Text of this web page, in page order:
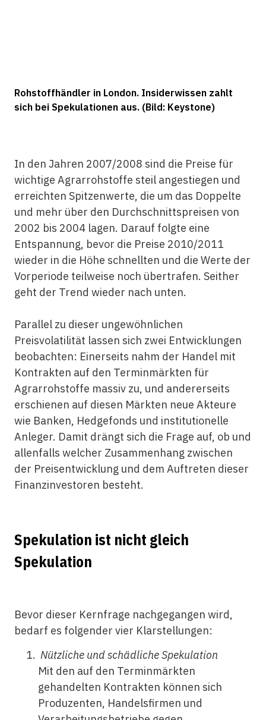
Rohstoffhändler in London. Insiderwissen zahlt
sich bei Spekulationen aus. (Bild: Keystone)
In den Jahren 2007/2008 sind die Preise für
wichtige Agrarrohstoffe steil angestiegen und
erreichten Spitzenwerte, die um das Doppelte
und mehr über den Durchschnittspreisen von
2002 bis 2004 lagen. Darauf folgte eine
Entspannung, bevor die Preise 2010/2011
wieder in die Höhe schnellten und die Werte der
Vorperiode teilweise noch übertrafen. Seither
geht der Trend wieder nach unten.
Parallel zu dieser ungewöhnlichen
Preisvolatilität lassen sich zwei Entwicklungen
beobachten: Einerseits nahm der Handel mit
Kontrakten auf den Terminmärkten für
Agrarrohstoffe massiv zu, und andererseits
erschienen auf diesen Märkten neue Akteure
wie Banken, Hedgefonds und institutionelle
Anleger. Damit drängt sich die Frage auf, ob und
allenfalls welcher Zusammenhang zwischen
der Preisentwicklung und dem Auftreten dieser
Finanzinvestoren besteht.
Spekulation ist nicht gleich
Spekulation
Bevor dieser Kernfrage nachgegangen wird,
bedarf es folgender vier Klarstellungen:
Nützliche und schädliche Spekulation
Mit den auf den Terminmärkten
gehandelten Kontrakten können sich
Produzenten, Handelsfirmen und